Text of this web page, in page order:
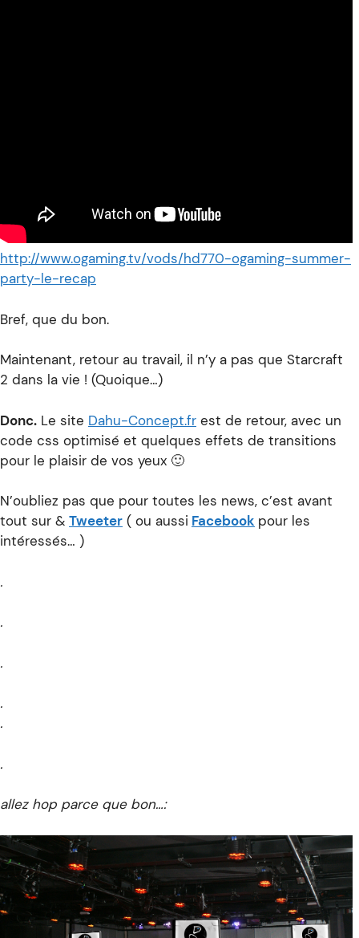
http://www.ogaming.tv/vods/hd770-ogaming-summer-
party-le-recap
Bref, que du bon.
Maintenant, retour au travail, il n’y a pas que Starcraft
2 dans la vie ! (Quoique…)
Donc. Le site Dahu-Concept.fr est de retour, avec un
code css optimisé et quelques effets de transitions
pour le plaisir de vos yeux 🙂
N’oubliez pas que pour toutes les news, c’est avant
tout sur & Tweeter ( ou aussi Facebook pour les
intéressés… )
.
.
.
.
.
.
allez hop parce que bon…: